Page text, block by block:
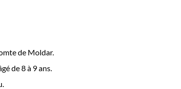
de Moldar.
de 8 à 9 ans.